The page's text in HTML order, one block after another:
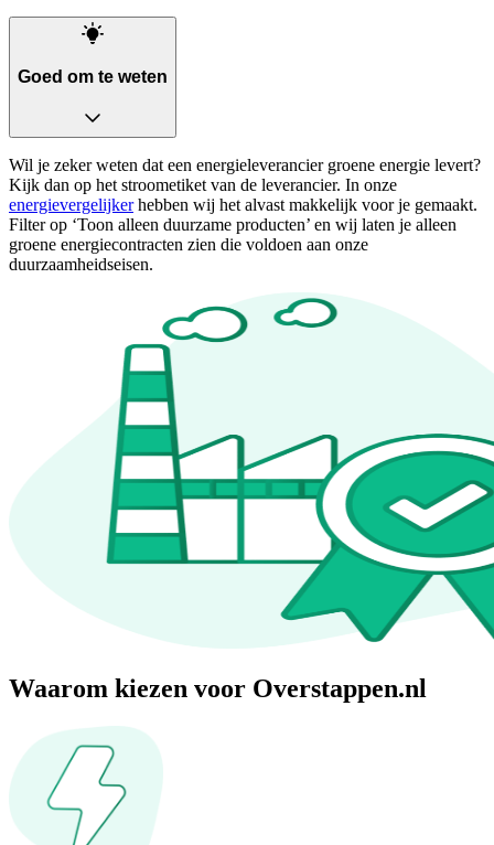
Goed om te weten
Wil je zeker weten dat een energieleverancier groene energie levert?
Kijk dan op het stroometiket van de leverancier. In onze
energievergelijkerhebben wij het alvast makkelijk voor je gemaakt.
Filter op ‘Toon alleen duurzame producten’ en wij laten je alleen
groene energiecontracten zien die voldoen aan onze
duurzaamheidseisen.
Waarom kiezen voor Overstappen.nl